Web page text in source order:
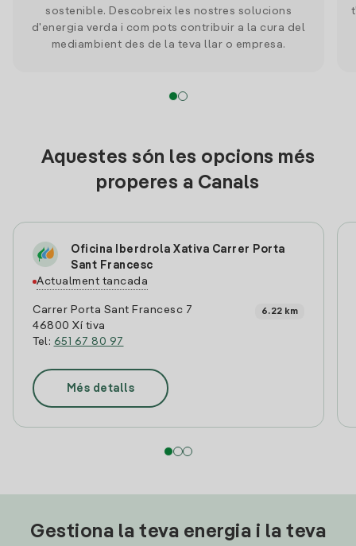
sostenible. Descobreix les nostres solucions
d'energia verda i com pots contribuir a la cura del
mediambient des de la teva llar o empresa.
Aquestes són les opcions més
properes a Canals
Oficina Iberdrola Xativa Carrer Porta
Sant Francesc
Actualment tancada
Carrer Porta Sant Francesc 7
46800 Xí tiva
Tel: 651 67 80 97
6.22 km
Més detalls
Gestiona la teva energia i la teva